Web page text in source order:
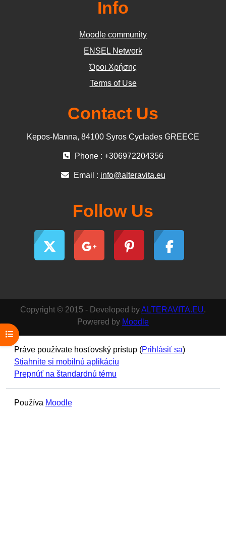
Otvoriť index kurzu
Info
Moodle community
ΕΝSEL Network
Όροι Χρήσης
Terms of Use
Contact Us
Kepos-Manna, 84100 Syros Cyclades GREECE
Phone : +306972204356
Email : info@alteravita.eu
Follow Us
Copyright © 2015 - Developed byALTERAVITA.EU.
Powered by Moodle
Práve používate hosťovský prístup (Prihlásiť sa)
Stiahnite si mobilnú aplikáciu
Prepnúť na štandardnú tému
Používa Moodle